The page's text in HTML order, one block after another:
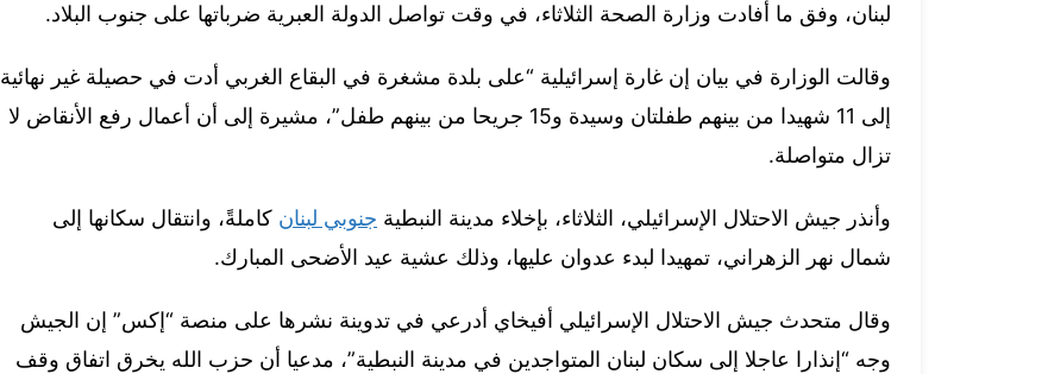
لبنان، وفق ما أفادت وزارة الصحة الثلاثاء، في وقت تواصل الدولة العبرية ضرباتها على جنوب البلاد.
وقالت الوزارة في بيان إن غارة إسرائيلية “على بلدة مشغرة في البقاع الغربي أدت في حصيلة غير نهائية
إلى 11 شهيدا من بينهم طفلتان وسيدة و15 جريحا من بينهم طفل”، مشيرة إلى أن أعمال رفع الأنقاض لا
تزال متواصلة.
وأنذر جيش الاحتلال الإسرائيلي، الثلاثاء، بإخلاء مدينة النبطية جنوبي لبنان كاملةً، وانتقال سكانها إلى
شمال نهر الزهراني، تمهيدا لبدء عدوان عليها، وذلك عشية عيد الأضحى المبارك.
وقال متحدث جيش الاحتلال الإسرائيلي أفيخاي أدرعي في تدوينة نشرها على منصة “إكس” إن الجيش
وجه “إنذارا عاجلا إلى سكان لبنان المتواجدين في مدينة النبطية”، مدعيا أن حزب الله يخرق اتفاق وقف